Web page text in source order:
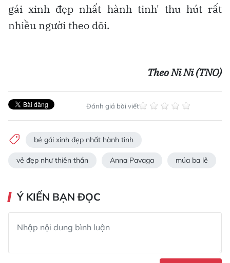
gái xinh đẹp nhất hành tinh' thu hút rất
nhiều người theo dõi.
Theo Ni Ni (TNO)
Đánh giá bài viết
bé gái xinh đẹp nhất hành tinh
vẻ đẹp như thiên thần Anna Pavaga múa ba lê
Ý KIẾN BẠN ĐỌC